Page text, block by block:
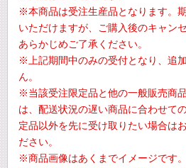
※本商品は受注生産品となります。
いただけますが、ご購入後のキャン
あらかじめご了承ください。
※上記期間中のみの受付となり、追
ん。
※当該受注限定品と他の一般販売商
は、配送状況の遅い商品に合わせて
定品以外を先に受け取りたい場合は
ださい。
※商品画像はあくまでイメージです